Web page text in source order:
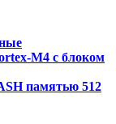
M4 с блоком
памятью 512